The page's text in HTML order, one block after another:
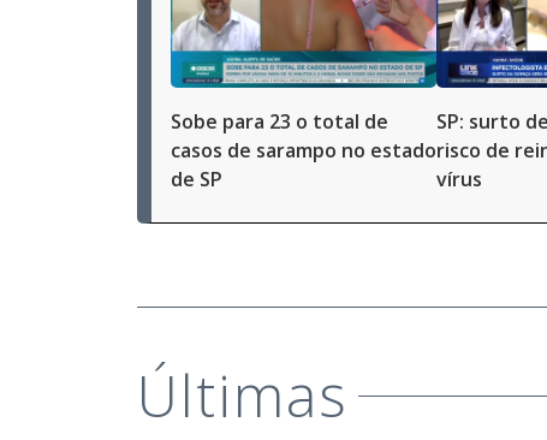
Sobe para 23 o total de
casos de sarampo no estado
de SP
SP: surto
risco de
vírus
Últimas